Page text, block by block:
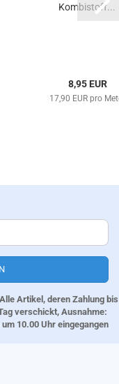
Kombistoff...
8,95 EUR
17,90 EUR pro
Artikel, deren Zahlung bis
verschickt, Ausnahme:
10.00 Uhr eingegangen